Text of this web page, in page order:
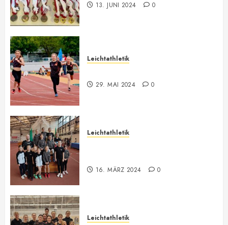
13. JUNI 2024 0
Leichtathletik
29. MAI 2024 0
Leichtathletik
16. MÄRZ 2024 0
Leichtathletik